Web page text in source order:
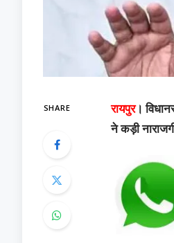
SHARE रायपुर।
ने कड़ी